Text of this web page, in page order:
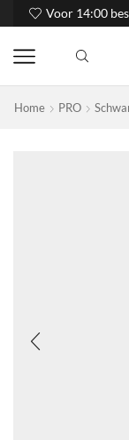
Voor 14:00
Home PRO